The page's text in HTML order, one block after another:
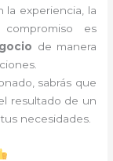
la experiencia, la
es
de manera
sabrás que
resultado de un
necesidades.